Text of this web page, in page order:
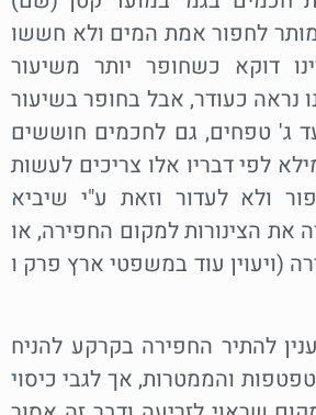
לחפור אמת המים ולא חששו
דוקא כשחופר יותר משיעור
נראה כעודר, אבל בחופר בשיעור
ג' טפחים, גם לחכמים חוששים
לפי דבריו אלו צריכים לעשות
ולא לעדור וזאת ע"י שיביא
את הצינורות למקום החפירה, או
(ויעוין עוד במשפטי ארץ פרק ו
להתיר החפירה בקרקע להניח
והממטרות, אך לגבי כיסוי